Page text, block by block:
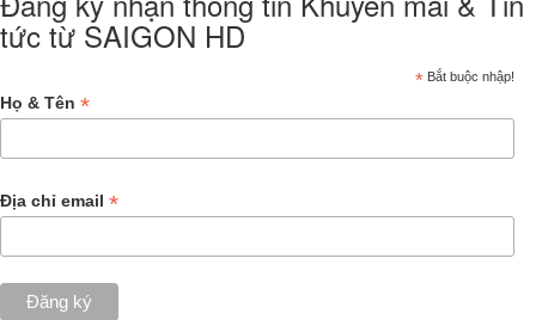
tức từ SAIGON HD
* Bắt buộc nhập!
Họ & Tên *
Địa chỉ email *